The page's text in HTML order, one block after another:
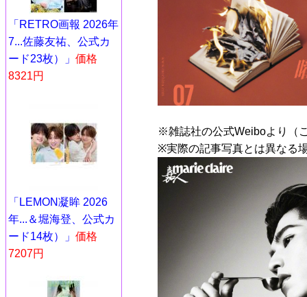
「RETRO画報 2026年
7...佐藤友祐、公式カ
ード23枚）」 価格
8321円
「LEMON凝眸 2026
年...＆堀海登、公式カ
ード14枚）」 価格
7207円
※雑誌社の公式Weiboより（
※実際の記事写真とは異なる